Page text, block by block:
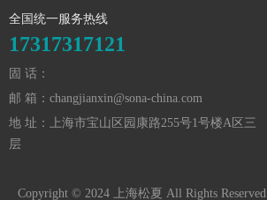
全国统一服务热线
17317317121
固 话：
邮 箱：changjianxin@sona-china.com
地 址：上海市宝山区园康路255号1号楼A区三
层
Copyright © 2024 上海松夏 All Rights Reserved.